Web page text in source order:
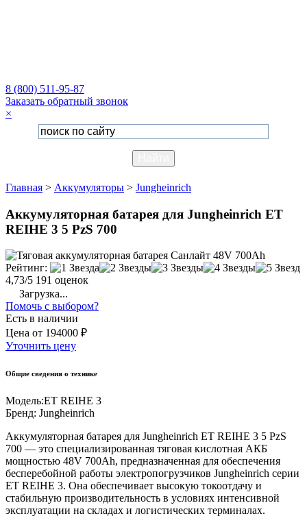
8 (800) 511-95-87
Заказать обратный звонок
×
Главная > Аккумуляторы > Jungheinrich
Аккумуляторная батарея для Jungheinrich ET
REIHE 3 5 PzS 700
Рейтинг:
4,73/5 191 оценок
Загрузка...
Помочь с выбором?
Есть в наличии
Цена от 194000 ₽
Уточнить цену
Общие сведения о технике
Модель:ET REIHE 3
Бренд: Jungheinrich
Аккумуляторная батарея для Jungheinrich ET REIHE 3 5 PzS
700 — это специализированная тяговая кислотная АКБ
мощностью 48V 700Ah, предназначенная для обеспечения
бесперебойной работы электропогрузчиков Jungheinrich серии
ET REIHE 3. Она обеспечивает высокую токоотдачу и
стабильную производительность в условиях интенсивной
эксплуатации на складах и логистических терминалах.